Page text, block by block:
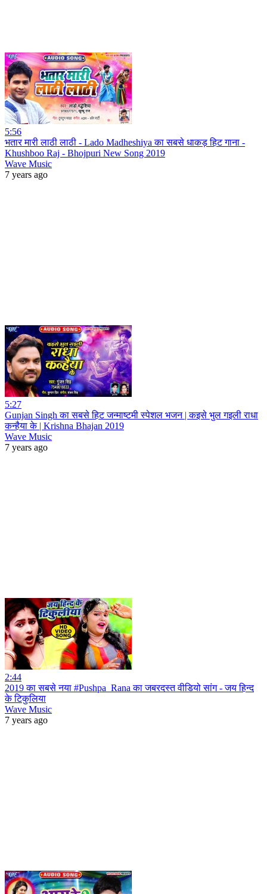
5:56
भतार मारी लाठी लाठी - Lado Madheshiya का सबसे धाकड़ हिट गाना -
Khushboo Raj - Bhojpuri New Song 2019
Wave Music
7 years ago
5:27
Gunjan Singh का सबसे हिट जन्माष्टमी स्पेशल भजन | कइसे भुल गइली राधा
कन्हैया के | Krishna Bhajan 2019
Wave Music
7 years ago
2:44
2019 का सबसे नया #Pushpa_Rana का जबरदस्त वीडियो सांग - जय हिन्द
के टिकुलिया
Wave Music
7 years ago